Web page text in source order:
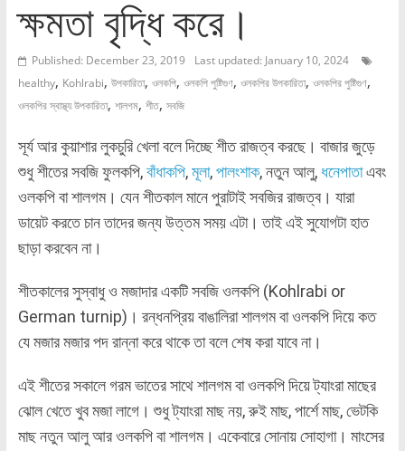
ক্ষমতা বৃদ্ধি করে।
Published: December 23, 2019
Last updated: January 10, 2024
healthy, Kohlrabi, উপকারিতা, ওলকপি, ওলকপি পুষ্টিগুণ, ওলকপির উপকারিতা, ওলকপির পুষ্টিগুণ,
ওলকপির স্বাস্থ্য উপকারিতা, শালগম, শীত, সবজি
সূর্য আর কুয়াশার লুকচুরি খেলা বলে দিচ্ছে শীত রাজত্ব করছে। বাজার জুড়ে
শুধু শীতের সবজি ফুলকপি,বাঁধাকপি,মূলা,পালংশাক, নতুন আলু, ধনেপাতাএবং
ওলকপি বা শালগম। যেন শীতকাল মানে পুরাটাই সবজির রাজত্ব। যারা
ডায়েট করতে চান তাদের জন্য উত্তম সময় এটা। তাই এই সুযোগটা হাত
ছাড়া করবেন না।
শীতকালের সুস্বাধু ও মজাদার একটি সবজি ওলকপি (Kohlrabi or
German turnip)। রন্ধনপ্রিয় বাঙালিরা শালগম বা ওলকপি দিয়ে কত
যে মজার মজার পদ রান্না করে থাকে তা বলে শেষ করা যাবে না।
এই শীতের সকালে গরম ভাতের সাথে শালগম বা ওলকপি দিয়ে ট্যাংরা মাছের
ঝোল খেতে খুব মজা লাগে। শুধু ট্যাংরা মাছ নয়, রুই মাছ, পার্শে মাছ, ভেটকি
মাছ নতুন আলু আর ওলকপি বা শালগম। একেবারে সোনায় সোহাগা। মাংসের